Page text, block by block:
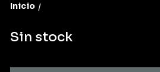
Inicio /
Sin stock